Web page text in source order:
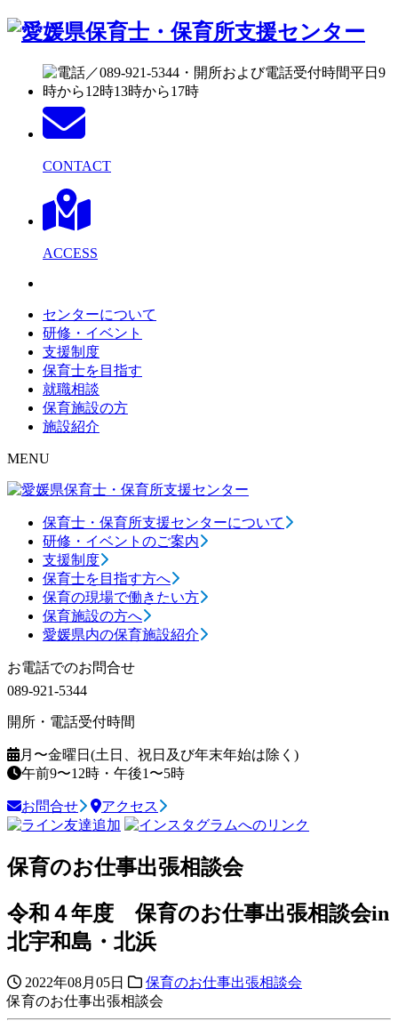
CONTACT
ACCESS
センターについて
研修・イベント
支援制度
保育士を目指す
就職相談
保育施設の方
施設紹介
MENU
保育士・保育所支援センターについて
研修・イベントのご案内
支援制度
保育士を目指す方へ
保育の現場で働きたい方
保育施設の方へ
愛媛県内の保育施設紹介
お電話でのお問合せ
089-921-5344
開所・電話受付時間
月〜金曜日(土日、祝日及び年末年始は除く)
午前9〜12時・午後1〜5時
お問合せ アクセス
保育のお仕事出張相談会
令和４年度 保育のお仕事出張相談会in
北宇和島・北浜
2022年08月05日
保育のお仕事出張相談会
保育のお仕事出張相談会